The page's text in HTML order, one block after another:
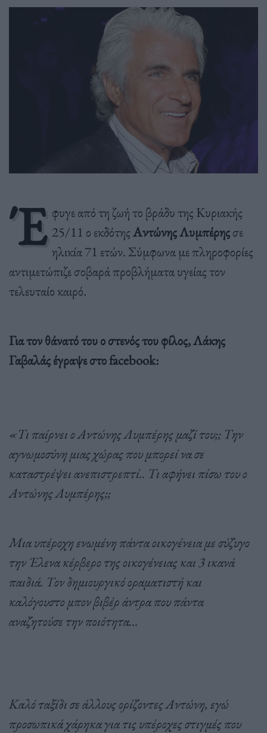
Έ φυγε από τη ζωή το βράδυ της Κυριακής
25/11 ο εκδότηςΑντώνης Λυμπέρηςσε
ηλικία 71 ετών. Σύμφωνα με πληροφορίες
αντιμετώπιζε σοβαρά προβλήματα υγείας τον
τελευταίο καιρό.
Για τον θάνατό του ο στενός του φίλος, Λάκης
Γαβαλάς έγραψε στο facebook:
«Τι παίρνει ο Αντώνης Λυμπέρης μαζί του;; Την
αγνωμοσύνη μιας χώρας που μπορεί να σε
καταστρέψει ανεπιστρεπτί.. Τι αφήνει πίσω του ο
Αντώνης Λυμπέρης;;
Μια υπέροχη ενωμένη πάντα οικογένεια με σύζυγο
την Έλενα κέρβερο της οικογένειας και 3 ικανά
παιδιά. Τον δημιουργικό οραματιστή και
καλόγουστο μπον βιβέρ άντρα που πάντα
αναζητούσε την ποιότητα…
Καλό ταξίδι σε άλλους ορίζοντες Αντώνη, εγώ
προσωπικά χάρηκα για τις υπέροχες στιγμές που